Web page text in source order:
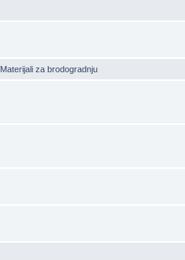
Materijali za brodogradnju